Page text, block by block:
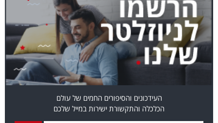
העידכונים והסיפורים החמים של עולם
הכלכלה והתקשורת ישירות במייל שלכם